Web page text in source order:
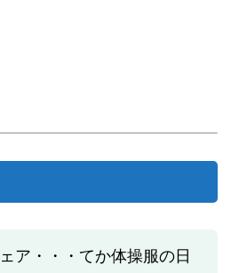
ア・・・てか体操服の日